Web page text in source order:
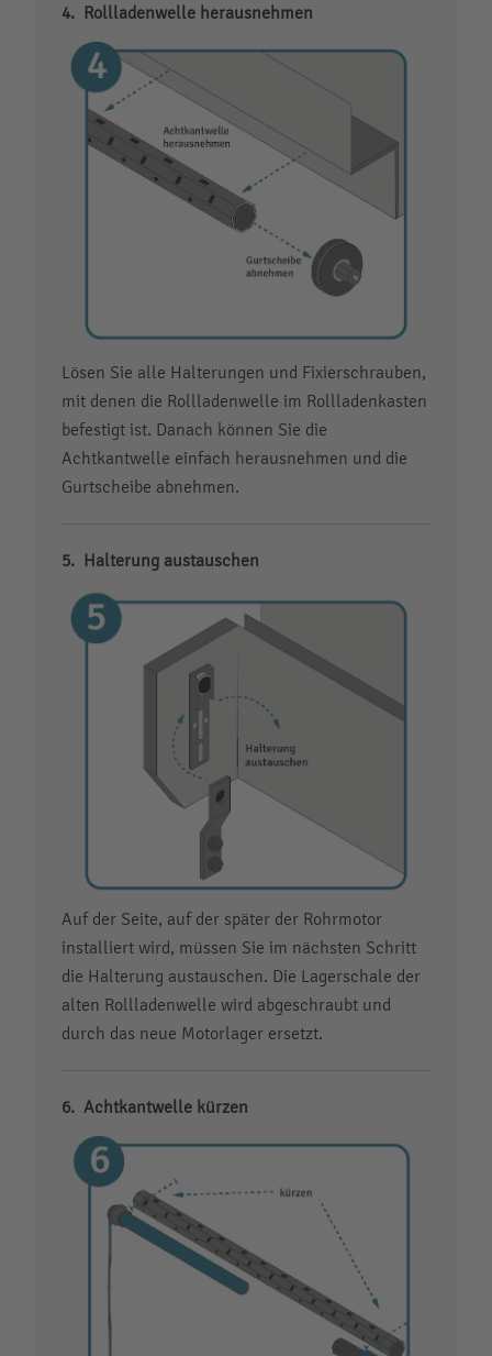
Rollladenwelle herausnehmen
Lösen Sie alle Halterungen und Fixierschrauben,
mit denen die Rollladenwelle im Rollladenkasten
befestigt ist. Danach können Sie die
Achtkantwelle einfach herausnehmen und die
Gurtscheibe abnehmen.
Halterung austauschen
Auf der Seite, auf der später der Rohrmotor
installiert wird, müssen Sie im nächsten Schritt
die Halterung austauschen. Die Lagerschale der
alten Rollladenwelle wird abgeschraubt und
durch das neue Motorlager ersetzt.
Achtkantwelle kürzen